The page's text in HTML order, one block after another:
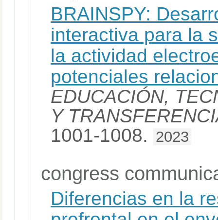
BRAINSPY:
interactiva para la
la actividad
potenciales
EDUCACIÓN,
Y
1001-1008. 2023
congress
Diferencias en la